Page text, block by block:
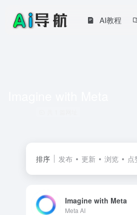
AI教程
排序 发布 更新 浏览 点
Imagine with Meta
Meta AI